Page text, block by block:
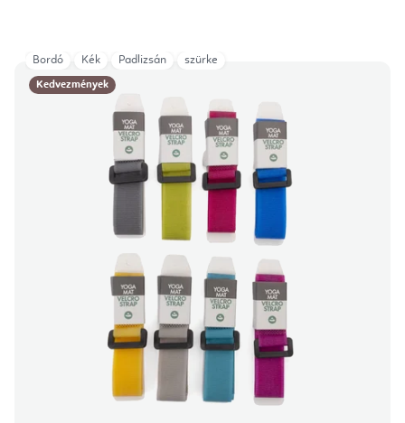
Kedvezmények
Bordó Kék Padlizsán szürke